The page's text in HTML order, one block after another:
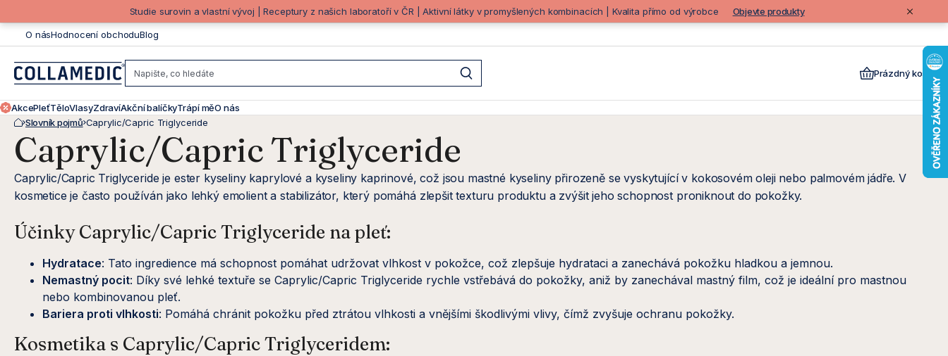
na
obsah
Studie surovin a vlastní vývoj | Receptury z našich laboratoří v ČR | Aktivní látky v promyšlených kombinacích | Kvalita přímo od výrobce Objevte produkty
O násHodnocení obchoduBlog
Prázdný košík
AkcePleťTěloVlasyZdravíAkční balíčkyTrápí měO nás
Domů
Slovník pojmů Caprylic/Capric Triglyceride
Caprylic/Capric Triglyceride
Caprylic/Capric Triglyceride je ester kyseliny kaprylové a kyseliny kaprinové, což jsou mastné kyseliny přirozeně se vyskytující v kokosovém oleji nebo palmovém jádře. V
kosmetice je často používán jako lehký emolient a stabilizátor, který pomáhá zlepšit texturu produktu a zvýšit jeho schopnost proniknout do pokožky.
Účinky Caprylic/Capric Triglyceride na pleť:
Hydratace: Tato ingredience má schopnost pomáhat udržovat vlhkost v pokožce, což zlepšuje hydrataci a zanechává pokožku hladkou a jemnou.
Nemastný pocit: Díky své lehké textuře se Caprylic/Capric Triglyceride rychle vstřebává do pokožky, aniž by zanechával mastný film, což je ideální pro mastnou
nebo kombinovanou pleť.
Bariera proti vlhkosti: Pomáhá chránit pokožku před ztrátou vlhkosti a vnějšími škodlivými vlivy, čímž zvyšuje ochranu pokožky.
Kosmetika s Caprylic/Capric Triglyceridem: